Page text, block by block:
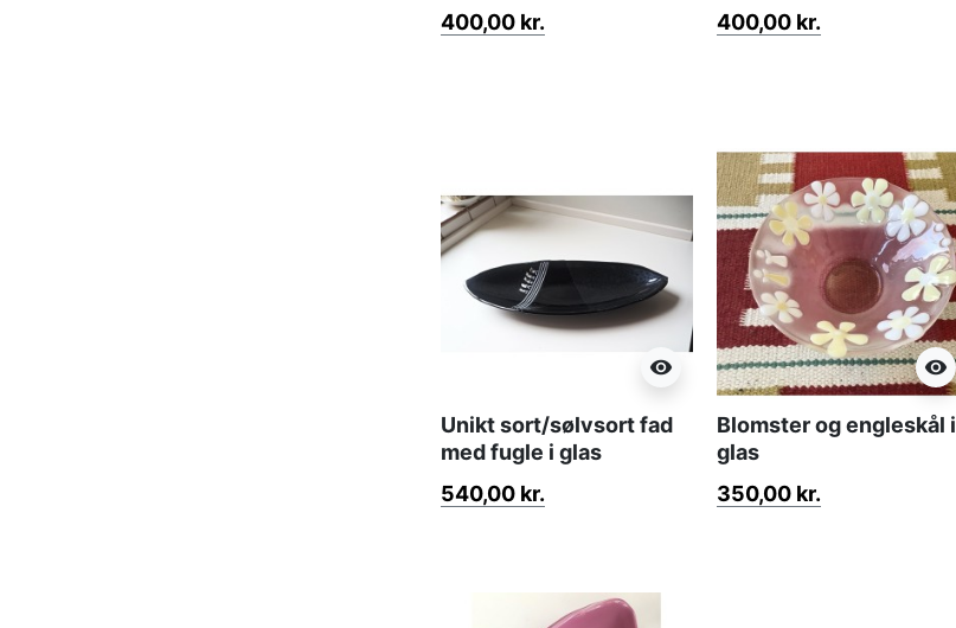
400,00 kr.
400,00 kr.
visibility
Unikt sort/sølvsort fad
med fugle i glas
540,00 kr.
visibility
Blomster og engleskål i
glas
350,00 kr.